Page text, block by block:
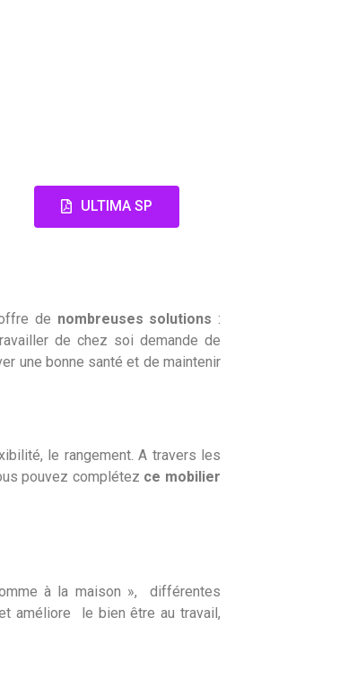
ULTIMA SP
de nombreuses solutions :
de chez soi demande de
une bonne santé et de maintenir
le rangement. A travers les
pouvez complétez ce mobilier
à la maison », différentes
améliore le bien être au travail,